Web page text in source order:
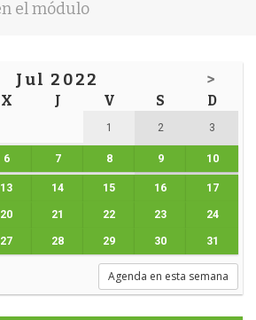
Jul 2022 >
X J V S D
1 2 3
6 7 8 9 10
13 14 15 16 17
20 21 22 23 24
27 28 29 30 31
Agenda en esta semana